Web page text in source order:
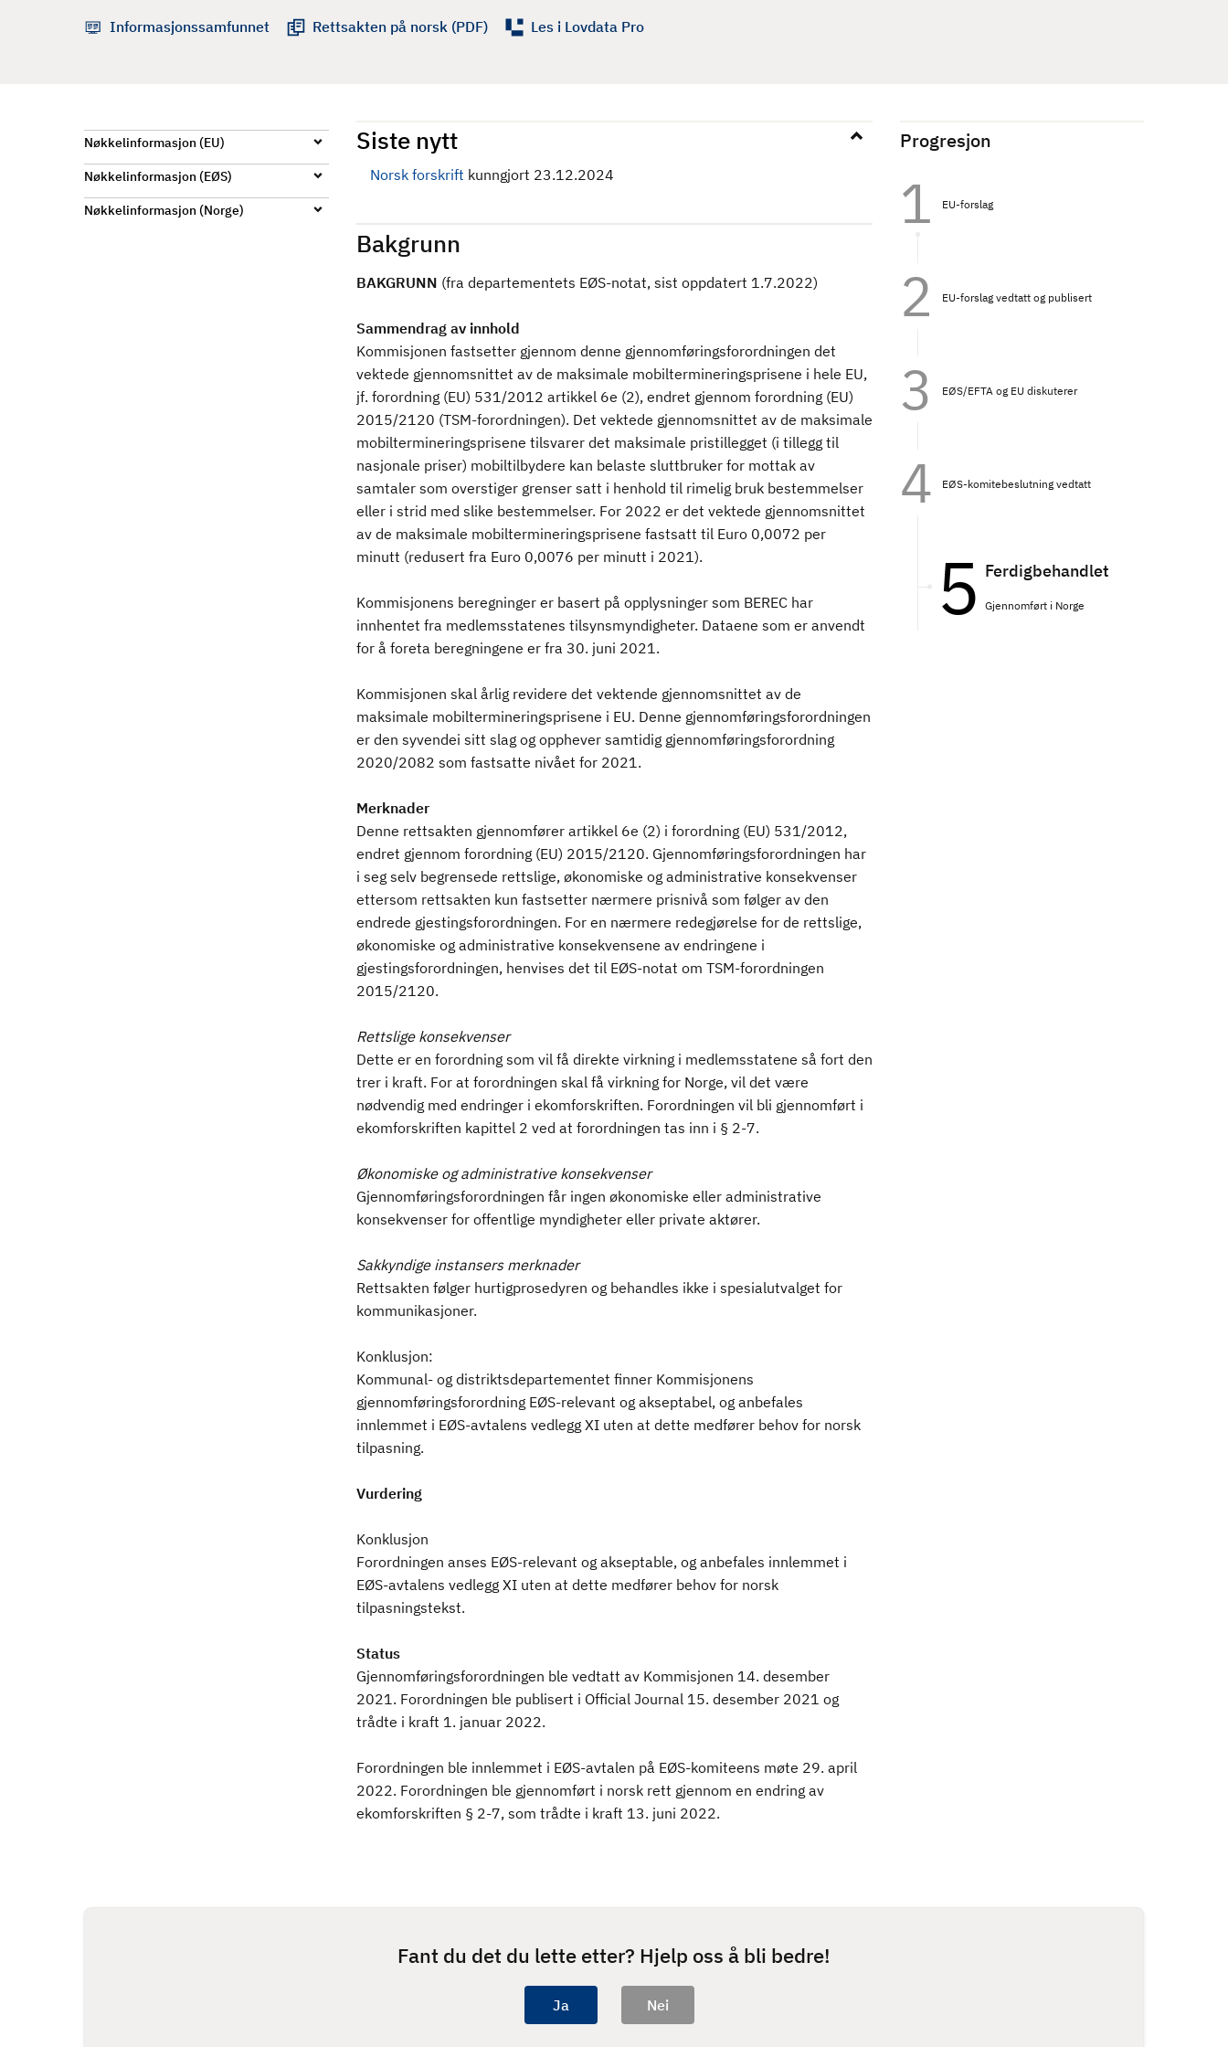
Informasjonssamfunnet Rettsakten på norsk (PDF) Les i Lovdata Pro
Nøkkelinformasjon (EU)
Nøkkelinformasjon (EØS)
Nøkkelinformasjon (Norge)
Siste nytt
Norsk forskrift kunngjort 23.12.2024
Bakgrunn
BAKGRUNN (fra departementets EØS-notat, sist oppdatert 1.7.2022)
Sammendrag av innhold
Kommisjonen fastsetter gjennom denne gjennomføringsforordningen det
vektede gjennomsnittet av de maksimale mobiltermineringsprisene i hele EU,
jf. forordning (EU) 531/2012 artikkel 6e (2), endret gjennom forordning (EU)
2015/2120 (TSM-forordningen). Det vektede gjennomsnittet av de maksimale
mobiltermineringsprisene tilsvarer det maksimale pristillegget (i tillegg til
nasjonale priser) mobiltilbydere kan belaste sluttbruker for mottak av
samtaler som overstiger grenser satt i henhold til rimelig bruk bestemmelser
eller i strid med slike bestemmelser. For 2022 er det vektede gjennomsnittet
av de maksimale mobiltermineringsprisene fastsatt til Euro 0,0072 per
minutt (redusert fra Euro 0,0076 per minutt i 2021).
Kommisjonens beregninger er basert på opplysninger som BEREC har
innhentet fra medlemsstatenes tilsynsmyndigheter. Dataene som er anvendt
for å foreta beregningene er fra 30. juni 2021.
Kommisjonen skal årlig revidere det vektende gjennomsnittet av de
maksimale mobiltermineringsprisene i EU. Denne gjennomføringsforordningen
er den syvendei sitt slag og opphever samtidig gjennomføringsforordning
2020/2082 som fastsatte nivået for 2021.
Merknader
Denne rettsakten gjennomfører artikkel 6e (2) i forordning (EU) 531/2012,
endret gjennom forordning (EU) 2015/2120. Gjennomføringsforordningen har
i seg selv begrensede rettslige, økonomiske og administrative konsekvenser
ettersom rettsakten kun fastsetter nærmere prisnivå som følger av den
endrede gjestingsforordningen. For en nærmere redegjørelse for de rettslige,
økonomiske og administrative konsekvensene av endringene i
gjestingsforordningen, henvises det til EØS-notat om TSM-forordningen
2015/2120.
Rettslige konsekvenser
Dette er en forordning som vil få direkte virkning i medlemsstatene så fort den
trer i kraft. For at forordningen skal få virkning for Norge, vil det være
nødvendig med endringer i ekomforskriften. Forordningen vil bli gjennomført i
ekomforskriften kapittel 2 ved at forordningen tas inn i § 2-7.
Økonomiske og administrative konsekvenser
Gjennomføringsforordningen får ingen økonomiske eller administrative
konsekvenser for offentlige myndigheter eller private aktører.
Sakkyndige instansers merknader
Rettsakten følger hurtigprosedyren og behandles ikke i spesialutvalget for
kommunikasjoner.
Konklusjon:
Kommunal- og distriktsdepartementet finner Kommisjonens
gjennomføringsforordning EØS-relevant og akseptabel, og anbefales
innlemmet i EØS-avtalens vedlegg XI uten at dette medfører behov for norsk
tilpasning.
Vurdering
Konklusjon
Forordningen anses EØS-relevant og akseptable, og anbefales innlemmet i
EØS-avtalens vedlegg XI uten at dette medfører behov for norsk
tilpasningstekst.
Status
Gjennomføringsforordningen ble vedtatt av Kommisjonen 14. desember
2021. Forordningen ble publisert i Official Journal 15. desember 2021 og
trådte i kraft 1. januar 2022.
Forordningen ble innlemmet i EØS-avtalen på EØS-komiteens møte 29. april
2022. Forordningen ble gjennomført i norsk rett gjennom en endring av
ekomforskriften § 2-7, som trådte i kraft 13. juni 2022.
Progresjon
EU-forslag
EU-forslag vedtatt og publisert
EØS/EFTA og EU diskuterer
EØS-komitebeslutning vedtatt
Ferdigbehandlet
Gjennomført i Norge
Fant du det du lette etter? Hjelp oss å bli bedre!